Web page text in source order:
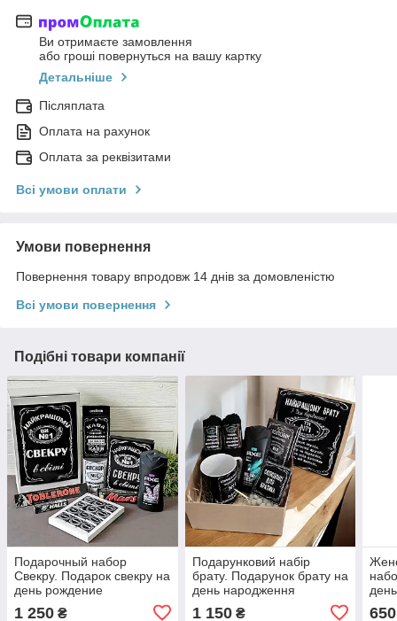
Ви отримаєте замовлення
або гроші повернуться на вашу картку
Детальніше
Післяплата
Оплата на рахунок
Оплата за реквізитами
Всі умови оплати
Умови повернення
Повернення товару впродовж 14 днів за домовленістю
Всі умови повернення
Подібні товари компанії
Подарочный набор
Свекру. Подарок свекру на
день рождение
1 250 ₴
Подарунковий набір
брату. Подарунок брату на
день народження
1 150₴ 650